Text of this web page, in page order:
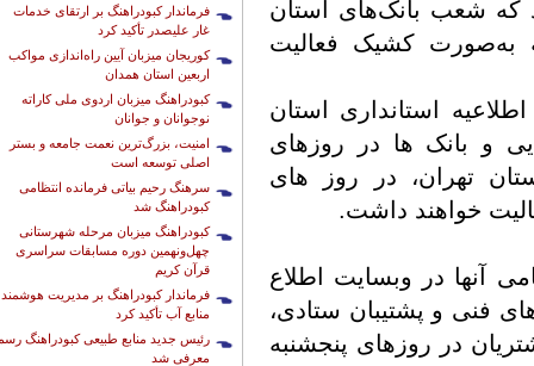
فرماندار کبودراهنگ بر ارتقای خدمات
غار علیصدر تأکید کرد
کوریجان میزبان آیین راه‌اندازی مواکب
اربعین استان همدان
کبودراهنگ میزبان اردوی ملی کاراته
نوجوانان و جوانان
امنیت، بزرگ‌ترین نعمت جامعه و بستر
اصلی توسعه است
سرهنگ رحیم بیاتی فرمانده انتظامی
کبودراهنگ شد
کبودراهنگ میزبان مرحله شهرستانی
چهل‌ونهمین دوره مسابقات سراسری
قرآن کریم
فرماندار کبودراهنگ بر مدیریت هوشمند
منابع آب تأکید کرد
رئیس جدید منابع طبیعی کبودراهنگ
معرفی شد
که شعب بانک‌های استان
به‌صورت کشیک فعالیت
استانداری استان
و بانک ها در روزهای
تهران، در روز های
خواهند داشت.
آنها در وبسایت اطلاع
فنی و پشتیبان ستادی،
در روزهای پنجشنبه